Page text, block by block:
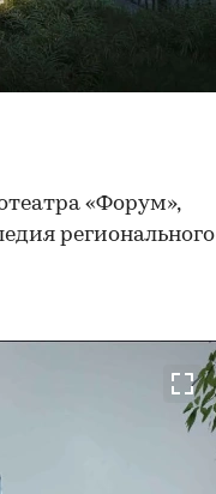
«Форум»,
регионального